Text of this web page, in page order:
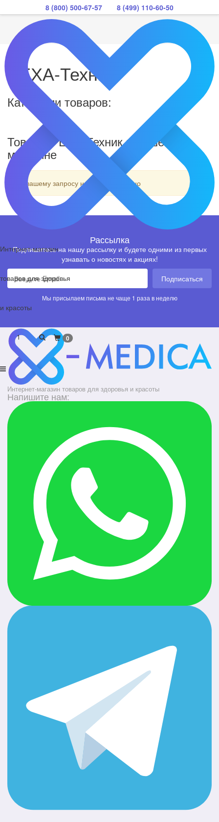
8 (800) 500-67-57 8 (499) 110-60-50
Интернет-магазин
товаров для здоровья
и красоты
1 0
РЕХА-Техник
Категории товаров:
Товары РЕХА-Техник в нашем
магазине
По вашему запросу ничего не найдено
Рассылка
Подпишитесь на нашу рассылку и будете одними из первых
узнавать о новостях и акциях!
Подписаться
Мы присылаем письма не чаще 1 раза в неделю
Интернет-магазин товаров для здоровья и красоты
Напишите нам: